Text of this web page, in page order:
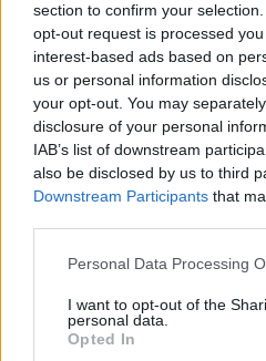
section to confirm your
opt-out request is processed
interest-based ads based on
us or personal information
your opt-out. You may
disclosure of your personal
IAB’s list of downstream
also be disclosed by us to third
Downstream Participants that
Please note that this website/
not limited to your visit or usage
grant or deny consent to
use your data for below
Personal Data Processing
I want to opt-out of the
personal data.
Opted In